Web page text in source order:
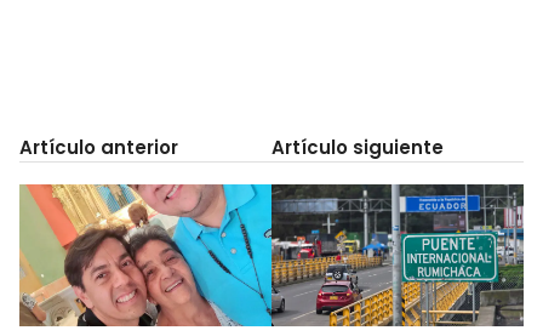
Artículo anterior Artículo siguiente